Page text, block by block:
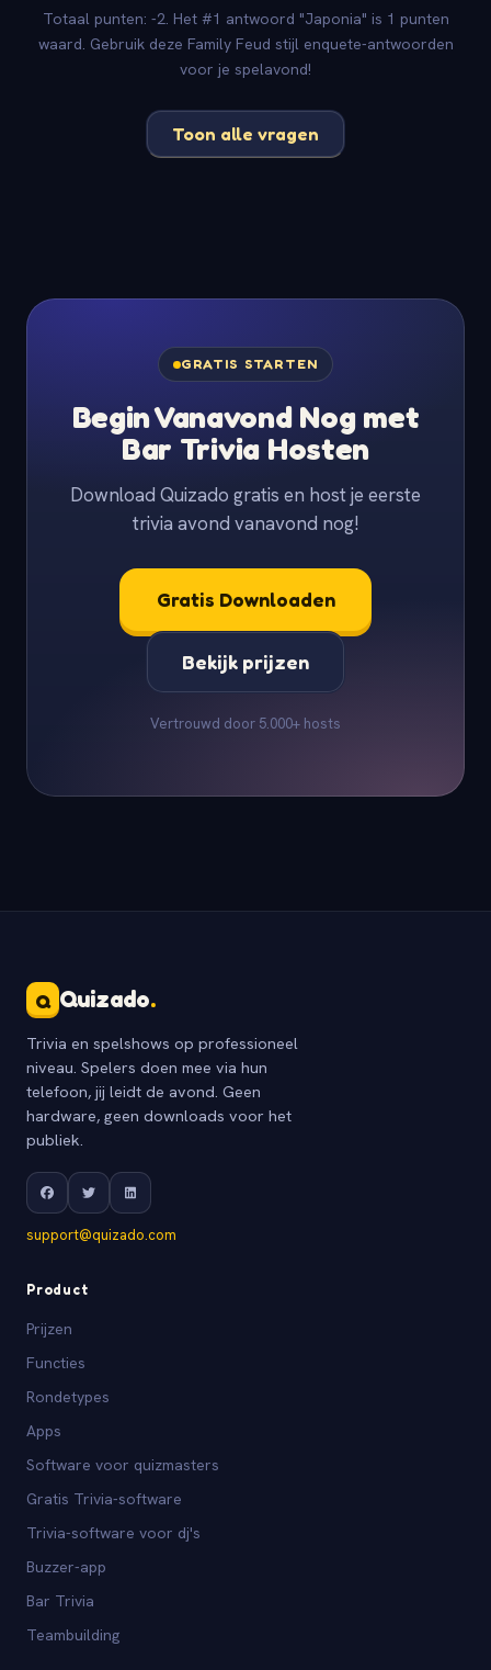
Totaal punten: -2. Het #1 antwoord "Japonia" is 1 punten
waard. Gebruik deze Family Feud stijl enquete-antwoorden
voor je spelavond!
Toon alle vragen
GRATIS STARTEN
Begin Vanavond Nog met
Bar Trivia Hosten
Download Quizado gratis en host je eerste
trivia avond vanavond nog!
Gratis Downloaden
Bekijk prijzen
Vertrouwd door 5.000+ hosts
Q Quizado.
Trivia en spelshows op professioneel
niveau. Spelers doen mee via hun
telefoon, jij leidt de avond. Geen
hardware, geen downloads voor het
publiek.
support@quizado.com
Product
Prijzen
Functies
Rondetypes
Apps
Software voor quizmasters
Gratis Trivia-software
Trivia-software voor dj's
Buzzer-app
Bar Trivia
Teambuilding